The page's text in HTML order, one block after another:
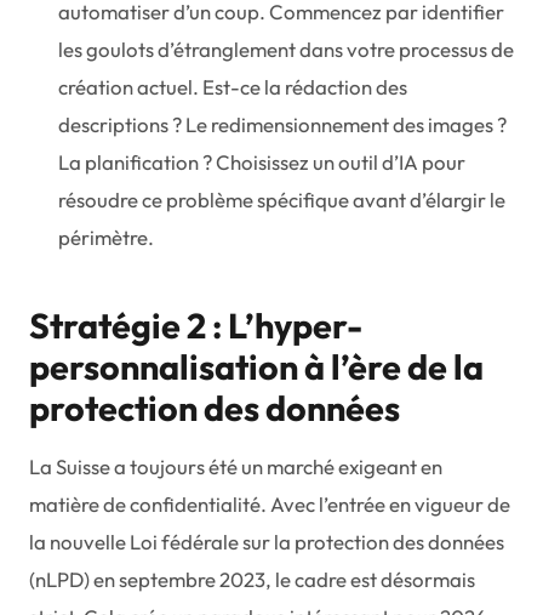
automatiser d’un coup. Commencez par identifier
les goulots d’étranglement dans votre processus de
création actuel. Est-ce la rédaction des
descriptions ? Le redimensionnement des images ?
La planification ? Choisissez un outil d’IA pour
résoudre ce problème spécifique avant d’élargir le
périmètre.
Stratégie 2 : L’hyper-
personnalisation à l’ère de la
protection des données
La Suisse a toujours été un marché exigeant en
matière de confidentialité. Avec l’entrée en vigueur de
la nouvelle Loi fédérale sur la protection des données
(nLPD) en septembre 2023, le cadre est désormais